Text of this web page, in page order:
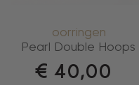
oorringen
Pearl Double Hoops
€ 40,00